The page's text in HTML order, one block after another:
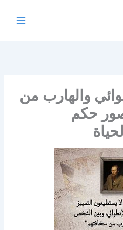
والهارب من
حكم